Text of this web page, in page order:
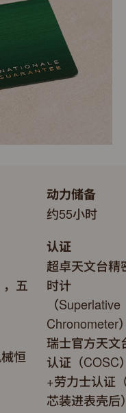
感到愉悦非常。
，五
恒
动力储备
约55小时
认证
超卓天文台精
时计
（Superlative
Chronometer
瑞士官方天文
认证（COSC
+劳力士认证
芯装进表壳后